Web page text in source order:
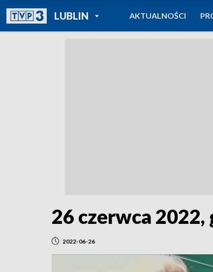
LUBLINPOWRÓT DO
TVP REGIONY
AKTUALNOŚCI
26 czerwca
2022-06-26